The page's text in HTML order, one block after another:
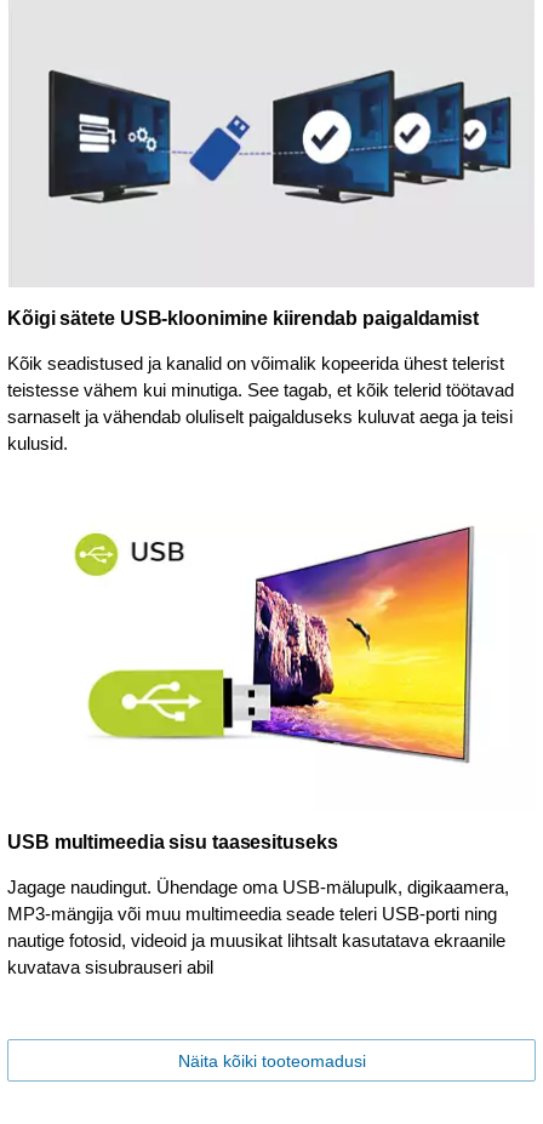
Kõigi sätete USB-kloonimine kiirendab paigaldamist
Kõik seadistused ja kanalid on võimalik kopeerida ühest telerist
teistesse vähem kui minutiga. See tagab, et kõik telerid töötavad
sarnaselt ja vähendab oluliselt paigalduseks kuluvat aega ja teisi
kulusid.
USB multimeedia sisu taasesituseks
Jagage naudingut. Ühendage oma USB-mälupulk, digikaamera,
MP3-mängija või muu multimeedia seade teleri USB-porti ning
nautige fotosid, videoid ja muusikat lihtsalt kasutatava ekraanile
kuvatava sisubrauseri abil
Näita kõiki tooteomadusi